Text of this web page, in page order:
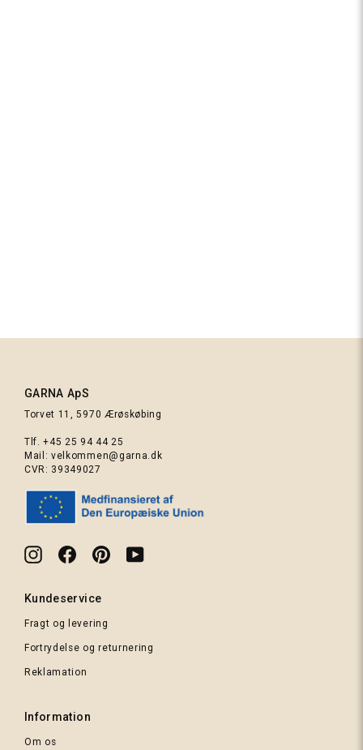
GARNA ApS
Torvet 11, 5970 Ærøskøbing
Tlf.+45 25 94 44 25
Mail:velkommen@garna.dk
CVR: 39349027
InstagramFacebookPinterestYouTube
Kundeservice
Fragt og levering
Fortrydelse og returnering
Reklamation
Information
Om os